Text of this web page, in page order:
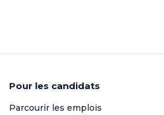
Pour les candidats
Parcourir les emplois